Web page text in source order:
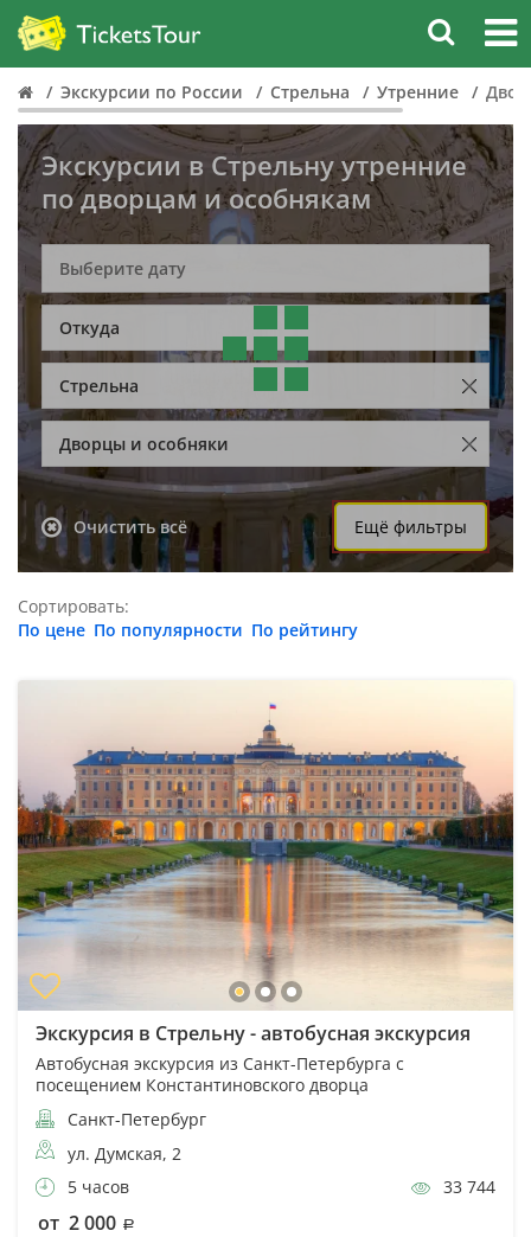
Экскурсии по России Стрельна Утренние
Экскурсии в Стрельну утренние
по дворцам и особнякам
Откуда
Стрельна
Дворцы и особняки
Очистить всё Ещё фильтры
Сортировать:
По цене По популярности По рейтингу
Экскурсия в Стрельну - автобусная экскурсия
Автобусная экскурсия из Санкт-Петербурга с
посещением Константиновского дворца
Санкт-Петербург
ул. Думская, 2
5 часов
33 744
от 2 000